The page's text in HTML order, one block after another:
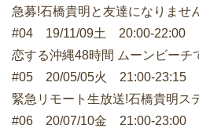
急募!石橋貴明と友達になりませ
#04 19/11/09土 20:00-22:00
恋する沖縄48時間 ムーンビーチ
#05 20/05/05火 21:00-23:15
緊急リモート生放送!石橋貴明ス
#06 20/07/10金 21:00-23:00